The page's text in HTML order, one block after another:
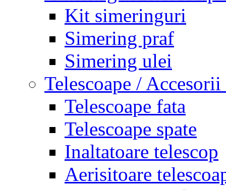
Kit simeringuri
Simering praf
Simering ulei
Telescoape / Accesorii
Telescoape fata
Telescoape spate
Inaltatoare telescop
Aerisitoare